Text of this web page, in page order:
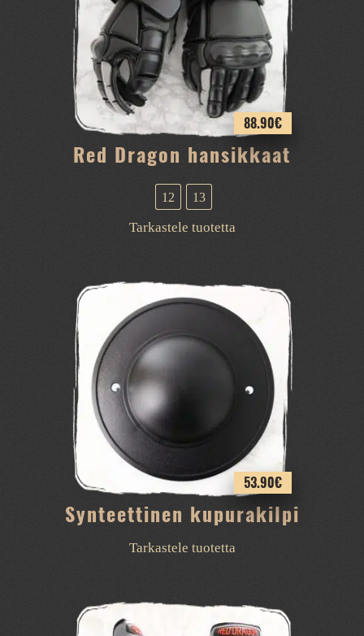
tehdä
valinnat
tuotteen
sivulla.
Red Dragon hansikkaat
88.90€
12 13
Tarkastele tuotettaTällä
useampi
muunnelma.
Voit
tehdä
valinnat
tuotteen
sivulla.
Synteettinen kupurakilpi
53.90€
Tarkastele tuotetta